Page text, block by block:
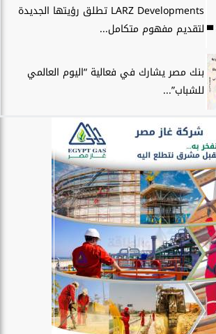
LARZ Developments تطلق رؤيتها الجديدة
لتقديم مفهوم متكامل...
بنك مصر يشارك في فعالية “اليوم العالمي
للشباب”...